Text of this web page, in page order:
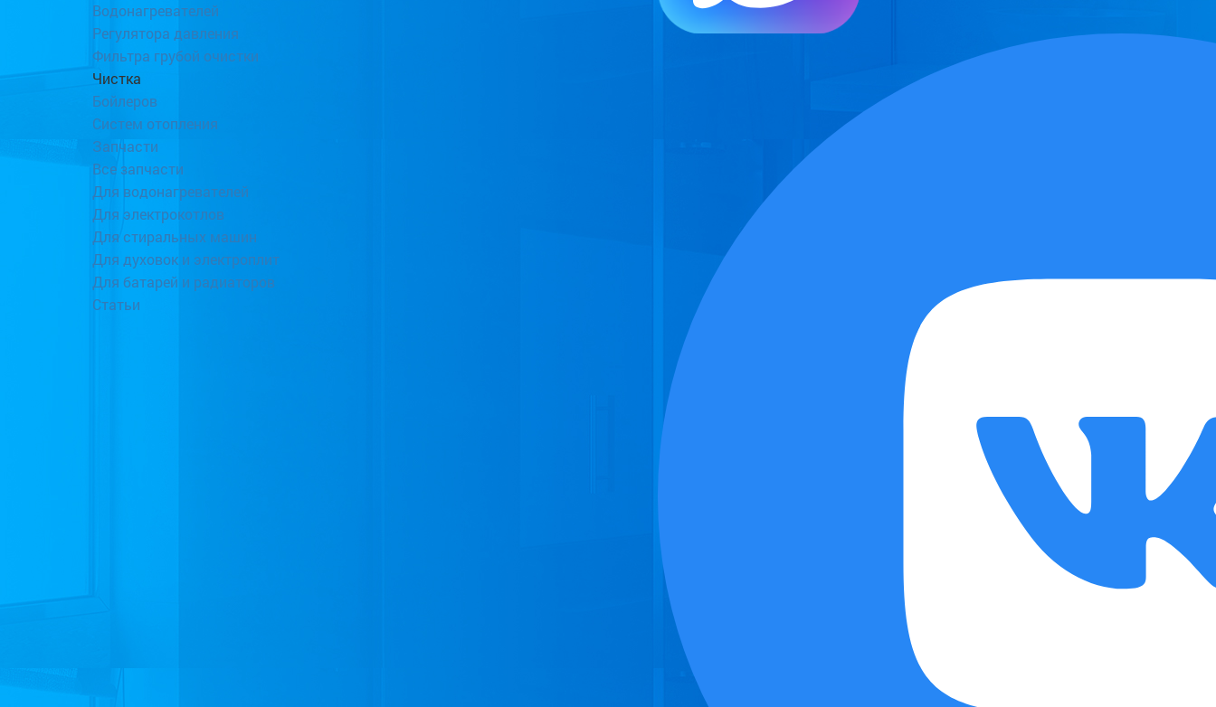
Водонагревателей
Регулятора давления
Фильтра грубой очистки
Чистка
Бойлеров
Систем отопления
Запчасти
Все запчасти
Для водонагревателей
Для электрокотлов
Для стиральных машин
Для духовок и электроплит
Для батарей и радиаторов
Статьи